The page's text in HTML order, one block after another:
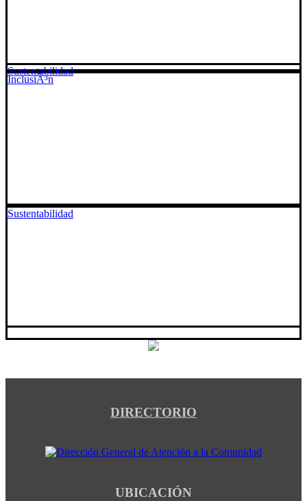
InclusiÃ³n
Sustentabilidad
Sustentabilidad
DIRECTORIO
UBICACIÓN